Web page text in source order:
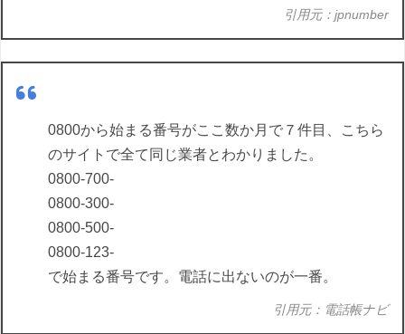
引用元：jpnumber
0800から始まる番号がここ数か月で７件目、こちら
のサイトで全て同じ業者とわかりました。
0800-700-
0800-300-
0800-500-
0800-123-
で始まる番号です。電話に出ないのが一番。
引用元：電話帳ナビ